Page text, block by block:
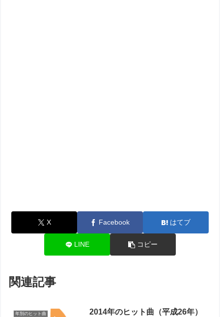
X Facebook はてブ
LINE コピー
関連記事
年別のヒット曲 2014年のヒット曲（平成26年）